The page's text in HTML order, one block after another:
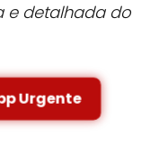
e detalhada do
Urgente